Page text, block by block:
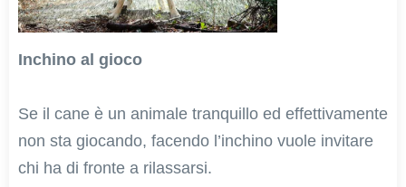
Inchino al gioco
Se il cane è un animale tranquillo ed effettivamente
non sta giocando, facendo l’inchino vuole invitare
chi ha di fronte a rilassarsi.